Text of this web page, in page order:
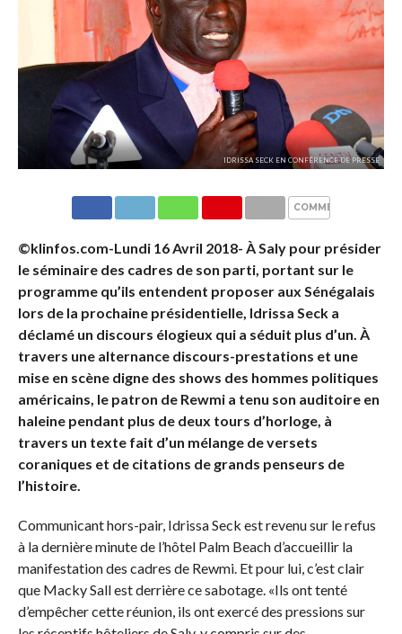
IDRISSA SECK EN CONFÉRENCE DE PRESSE
COMMENTAIRES
©klinfos.com-Lundi 16 Avril 2018- À Saly pour présider
le séminaire des cadres de son parti, portant sur le
programme qu’ils entendent proposer aux Sénégalais
lors de la prochaine présidentielle, Idrissa Seck a
déclamé un discours élogieux qui a séduit plus d’un. À
travers une alternance discours-prestations et une
mise en scène digne des shows des hommes politiques
américains, le patron de Rewmi a tenu son auditoire en
haleine pendant plus de deux tours d’horloge, à
travers un texte fait d’un mélange de versets
coraniques et de citations de grands penseurs de
l’histoire.
Communicant hors-pair, Idrissa Seck est revenu sur le refus
à la dernière minute de l’hôtel Palm Beach d’accueillir la
manifestation des cadres de Rewmi. Et pour lui, c’est clair
que Macky Sall est derrière ce sabotage. «Ils ont tenté
d’empêcher cette réunion, ils ont exercé des pressions sur